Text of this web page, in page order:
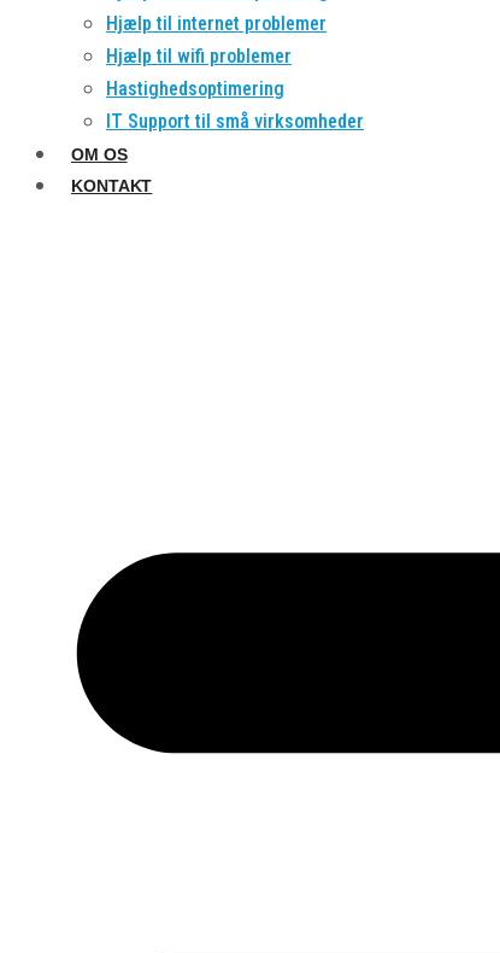
Hjælp til internet problemer
Hjælp til wifi problemer
Hastighedsoptimering
IT Support til små virksomheder
OM OS
KONTAKT